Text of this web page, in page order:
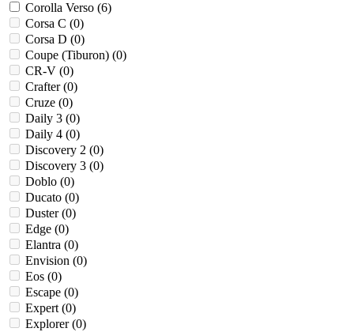
Corolla Verso (6)
Corsa C (0)
Corsa D (0)
Coupe (Tiburon) (0)
CR-V (0)
Crafter (0)
Cruze (0)
Daily 3 (0)
Daily 4 (0)
Discovery 2 (0)
Discovery 3 (0)
Doblo (0)
Ducato (0)
Duster (0)
Edge (0)
Elantra (0)
Envision (0)
Eos (0)
Escape (0)
Expert (0)
Explorer (0)